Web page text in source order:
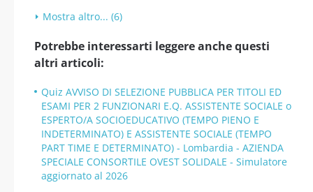
Mostra altro... (6)
Potrebbe interessarti leggere anche questi
altri articoli:
Quiz AVVISO DI SELEZIONE PUBBLICA PER TITOLI ED
ESAMI PER 2 FUNZIONARI E.Q. ASSISTENTE SOCIALE o
ESPERTO/A SOCIOEDUCATIVO (TEMPO PIENO E
INDETERMINATO) E ASSISTENTE SOCIALE (TEMPO
PART TIME E DETERMINATO) - Lombardia - AZIENDA
SPECIALE CONSORTILE OVEST SOLIDALE - Simulatore
aggiornato al 2026